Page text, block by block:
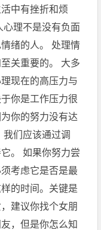
中有挫折和烦
心理不是没有负面
绪的人。 处理情
关重要的。 大多
现在的高压力与
你是工作压力很
你的努力没有达
们应该通过调
。 如果你努力尝
考虑它是否是最
的时间。关键是
建议你找个女朋
，但是你怎么知